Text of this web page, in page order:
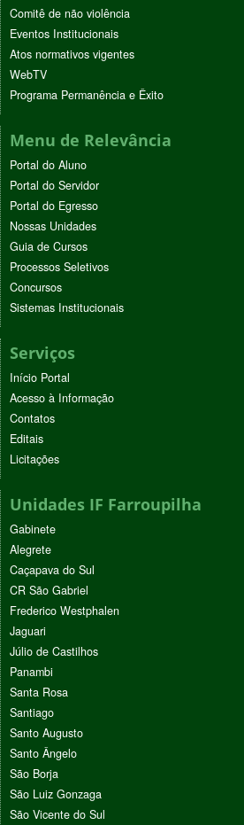
Comitê de não violência
Eventos Institucionais
Atos normativos vigentes
WebTV
Programa Permanência e Êxito
Menu de Relevância
Portal do Aluno
Portal do Servidor
Portal do Egresso
Nossas Unidades
Guia de Cursos
Processos Seletivos
Concursos
Sistemas Institucionais
Serviços
Início Portal
Acesso à Informação
Contatos
Editais
Licitações
Unidades IF Farroupilha
Gabinete
Alegrete
Caçapava do Sul
CR São Gabriel
Frederico Westphalen
Jaguari
Júlio de Castilhos
Panambi
Santa Rosa
Santiago
Santo Augusto
Santo Ângelo
São Borja
São Luiz Gonzaga
São Vicente do Sul